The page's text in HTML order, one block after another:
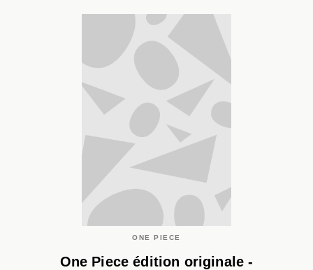
ONE PIECE
One Piece édition originale -